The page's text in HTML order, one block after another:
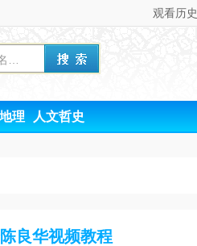
观看历史
理 人文哲史
良华视频教程